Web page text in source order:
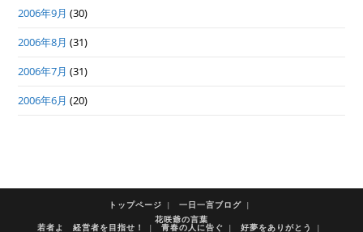
2006年9月 (30)
2006年8月 (31)
2006年7月 (31)
2006年6月 (20)
トップページ
一日一言ブログ
花咲爺の言葉
若者よ 経営者を目指せ！ 青春の人に告ぐ 好夢をありがとう